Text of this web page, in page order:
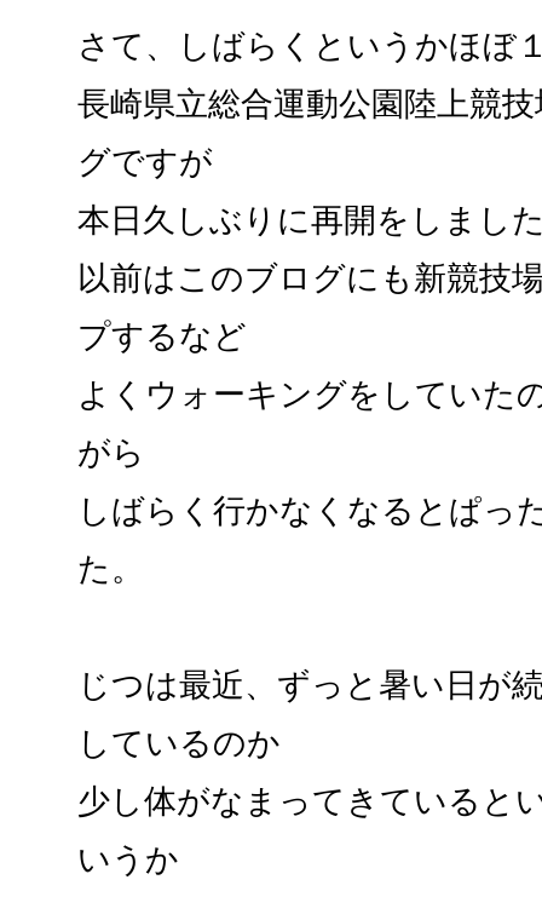
さて、しばらくというかほぼ
長崎県立総合運動公園陸上競
グですが
本日久しぶりに再開をしまし
以前はこのブログにも新競技
プするなど
よくウォーキングをしていた
がら
しばらく行かなくなるとぱっ
た。
じつは最近、ずっと暑い日が
しているのか
少し体がなまってきていると
いうか